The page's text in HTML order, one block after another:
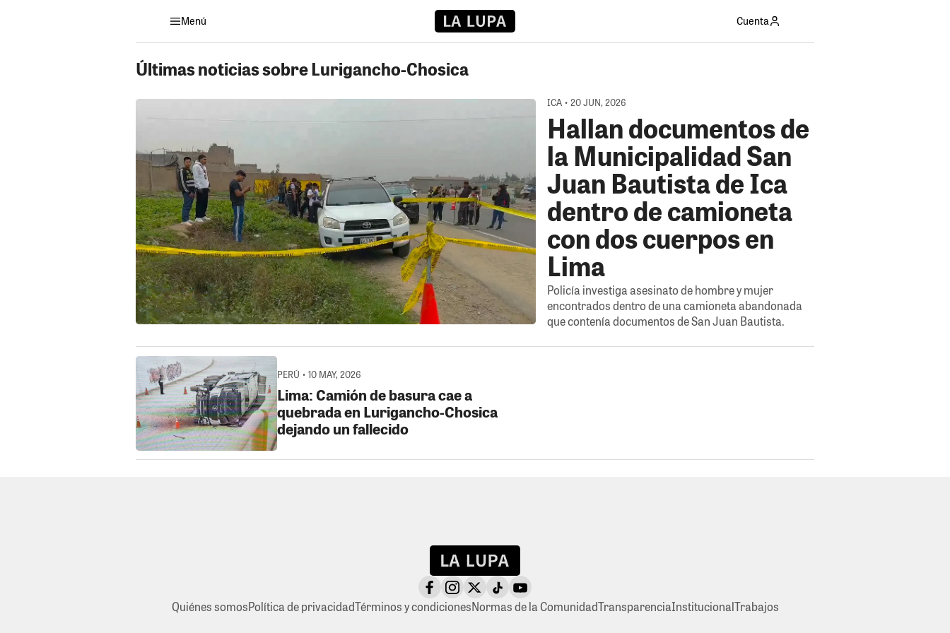
Menú Cuenta
Últimas noticias sobre Lurigancho-Chosica
ICA • 20 JUN, 2026
Hallan documentos de
la Municipalidad San
Juan Bautista de Ica
dentro de camioneta
con dos cuerpos en
Lima
Policía investiga asesinato de hombre y mujer
encontrados dentro de una camioneta abandonada
que contenía documentos de San Juan Bautista.
PERÚ • 10 MAY, 2026
Lima: Camión de basura cae a
quebrada en Lurigancho-Chosica
dejando un fallecido
Quiénes somosPolítica de privacidadTérminos y condicionesNormas de la ComunidadTransparenciaInstitucionalTrabajos